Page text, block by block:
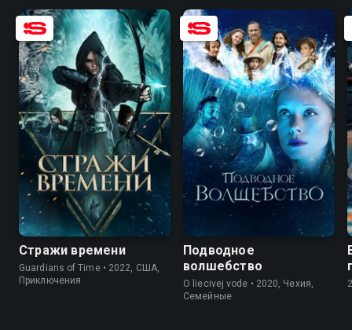
5.8 3.6
Стражи времени
Guardians of Time • 2022, США,
Приключения
6.8 5.5
Подводное
волшебство
O liecivej vode • 2020, Чехия,
Семейные